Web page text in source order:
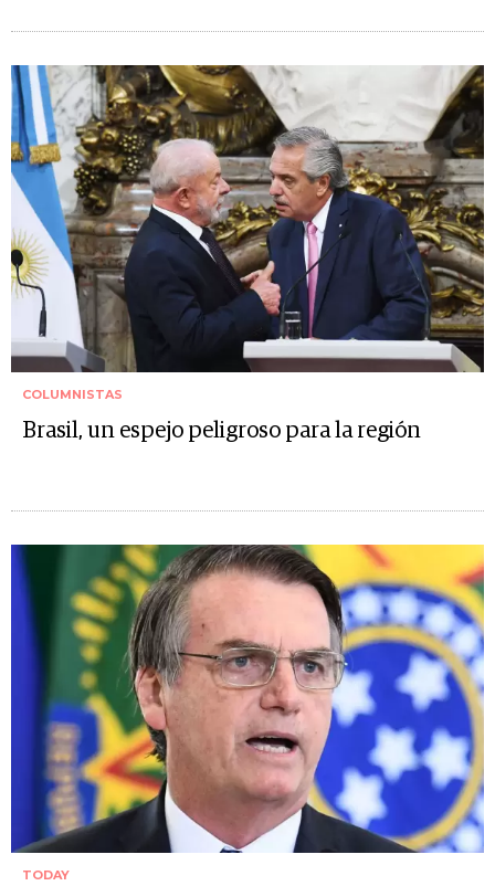
COLUMNISTAS
Brasil, un espejo peligroso para la región
TODAY